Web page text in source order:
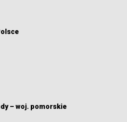
– woj. pomorskie